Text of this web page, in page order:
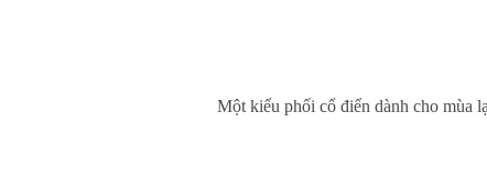
Một kiểu phối cổ điển dành cho mùa